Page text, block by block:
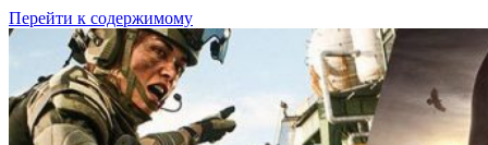
Перейти к содержимому